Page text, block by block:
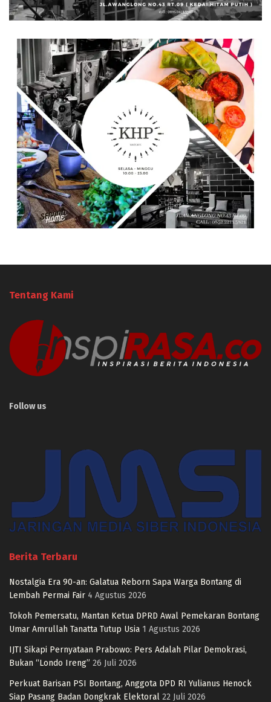
Tentang Kami
Follow us
Berita Terbaru
Nostalgia Era 90-an: Galatua Reborn Sapa Warga Bontang di
Lembah Permai Fair 4 Agustus 2026
Tokoh Pemersatu, Mantan Ketua DPRD Awal Pemekaran Bontang
Umar Amrullah Tanatta Tutup Usia 1 Agustus 2026
IJTI Sikapi Pernyataan Prabowo: Pers Adalah Pilar Demokrasi,
Bukan “Londo Ireng” 26 Juli 2026
Perkuat Barisan PSI Bontang, Anggota DPD RI Yulianus Henock
Siap Pasang Badan Dongkrak Elektoral 22 Juli 2026